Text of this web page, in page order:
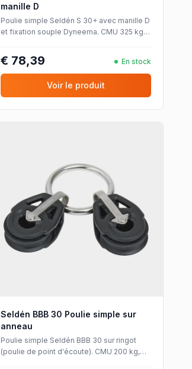
manille D
Poulie simple Seldén S 30+ avec manille D
et fixation souple Dyneema. CMU 325 kg,
Ø8 mm.
€ 78,39 En stock
Voir le produit
Seldén BBB 30 Poulie simple sur
anneau
Poulie simple Seldén BBB 30 sur ringot
(poulie de point d'écoute). CMU 200 kg,